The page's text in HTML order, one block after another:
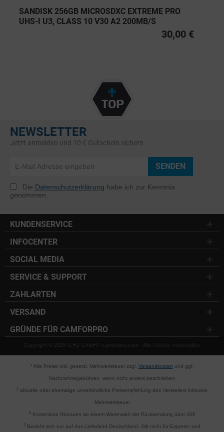
SANDISK 256GB MICROSDXC EXTREME PRO
UHS-I U3, CLASS 10 V30 A2 200MB/S
30,00 €
NEWSLETTER
Jetzt anmelden und 10 € Gutschein sichern
SENDEN
Die Datenschutzerklärung habe ich zur Kenntnis
genommen.
KUNDENSERVICE
INFOCENTER
SOCIAL MEDIA
SERVICE & SUPPORT
ZAHLARTEN
VERSAND
GRÜNDE FÜR CAMFORPRO
Copyright © 2025 S.H1 GmbH / camforpro.com - Alle Rechte vorbehalten
* Alle Preise inkl. gesetzl. Mehrwertsteuer zzgl. Versandkosten und ggf.
Nachnahmegebühren, wenn nicht anders beschrieben
aktuelle oder ehemalige unverbindliche Preisempfehlung des Herstellers inklusive
Mehrwertsteuer
2Kostenlose Retouren ab einem Warenwert der Rücksendung über 40€
3 Bezieht sich nur auf das Lieferland Deutschland. Gilt nicht für Express- und